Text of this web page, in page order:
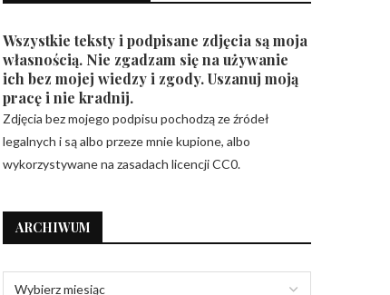
Wszystkie teksty i podpisane zdjęcia są moja
własnością. Nie zgadzam się na używanie
ich bez mojej wiedzy i zgody. Uszanuj moją
pracę i nie kradnij.
Zdjęcia bez mojego podpisu pochodzą ze źródeł
legalnych i są albo przeze mnie kupione, albo
wykorzystywane na zasadach licencji CC0.
ARCHIWUM